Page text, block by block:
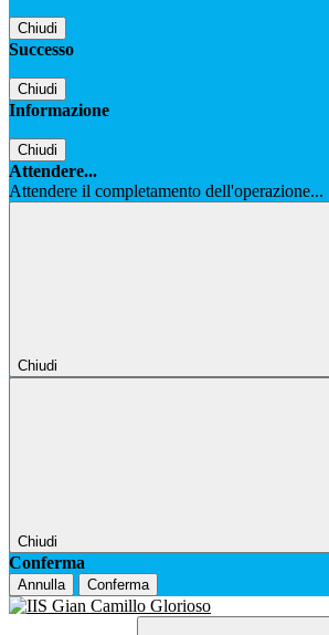
Chiudi
Successo
Chiudi
Informazione
Chiudi
Attendere...
Attendere il completamento dell'operazione...
Chiudi
Chiudi
Conferma
Annulla Conferma